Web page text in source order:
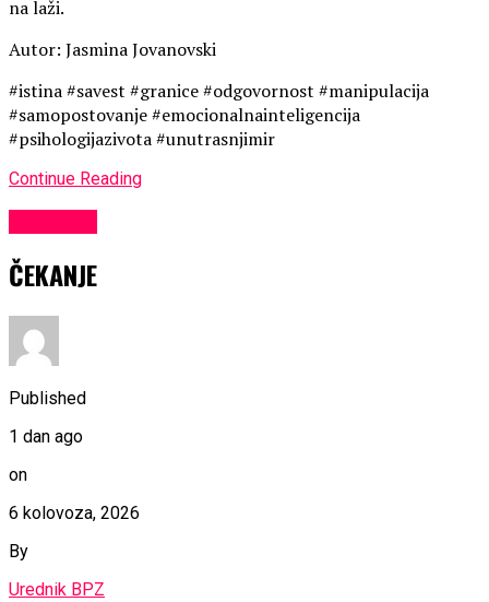
na laži.
Autor: Jasmina Jovanovski
#istina #savest #granice #odgovornost #manipulacija
#samopostovanje #emocionalnainteligencija
#psihologijazivota #unutrasnjimir
Continue Reading
ČEKANJE
Published
1 dan ago
on
6 kolovoza, 2026
By
Urednik BPZ